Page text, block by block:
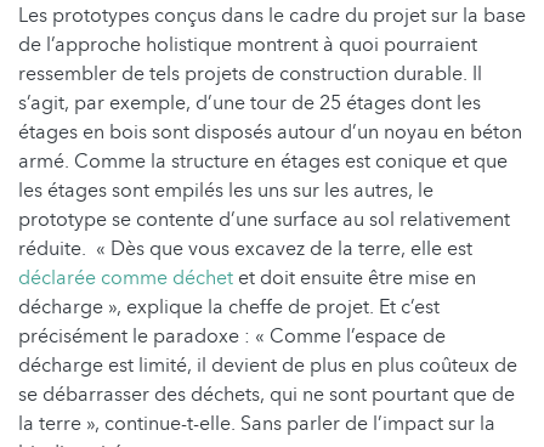
Les prototypes conçus dans le cadre du projet sur la base
de l’approche holistique montrent à quoi pourraient
ressembler de tels projets de construction durable. Il
s’agit, par exemple, d’une tour de 25 étages dont les
étages en bois sont disposés autour d’un noyau en béton
armé. Comme la structure en étages est conique et que
les étages sont empilés les uns sur les autres, le
prototype se contente d’une surface au sol relativement
réduite. « Dès que vous excavez de la terre, elle est
déclarée comme déchet et doit ensuite être mise en
décharge », explique la cheffe de projet. Et c’est
précisément le paradoxe : « Comme l’espace de
décharge est limité, il devient de plus en plus coûteux de
se débarrasser des déchets, qui ne sont pourtant que de
la terre », continue-t-elle. Sans parler de l’impact sur la